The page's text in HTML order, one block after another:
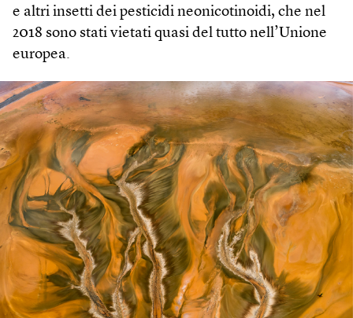
e altri insetti dei pesticidi neonicotinoidi, che nel
2018 sono stati vietati quasi del tutto nell’Unione
europea.